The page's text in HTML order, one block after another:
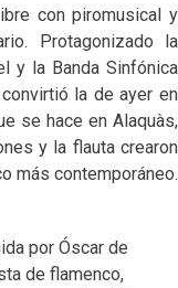
con piromusical y
Protagonizado la
y la Banda Sinfónica
la de ayer en
se hace en Alaquàs,
y la flauta crearon
más contemporáneo.
por Óscar de
de flamenco,